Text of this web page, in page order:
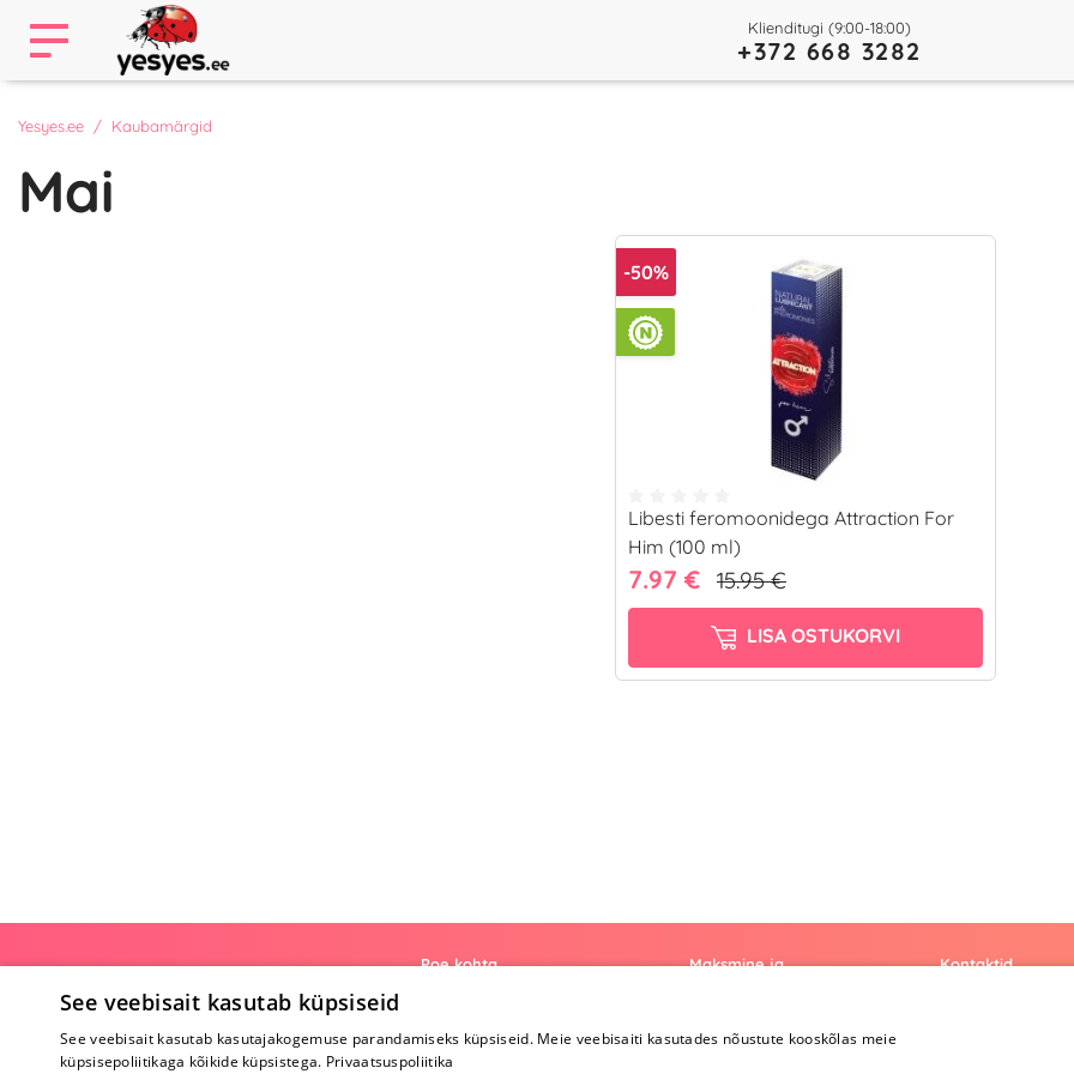
Klienditugi (9:00-18:00)
+372 668 3282
Yesyes.ee Kaubamärgid
Mai
-50%
Libesti feromoonidega Attraction For
Him (100 ml)
7.97 € 15.95 €
LISA OSTUKORVI
Poe kohta
Koostöö
Tagasiside
Maksmine ja
Maksmine ja
Kontaktid
See veebisait kasutab küpsiseid
See veebisait kasutab kasutajakogemuse parandamiseks küpsiseid. Meie veebisaiti kasutades nõustute kooskõlas meie
küpsisepoliitikaga kõikide küpsistega. Privaatsuspoliitika